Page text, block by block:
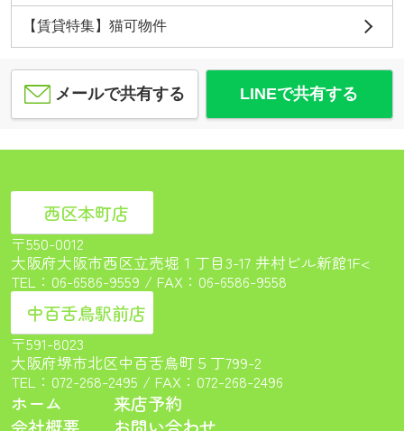
【賃貸特集】猫可物件
メールで共有する LINEで共有する
西区本町店
〒550-0012
大阪府大阪市西区立売堀１丁目3-17 井村ビル新館1F<
TEL： 06-6586-9559 / FAX：06-6586-9558
中百舌鳥駅前店
〒591-8023
大阪府堺市北区中百舌鳥町５丁799-2
TEL： 072-268-2495 / FAX：072-268-2496
ホーム
来店予約